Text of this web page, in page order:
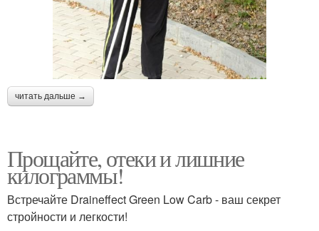
читать дальше →
Прощайте, отеки и лишние
килограммы!
Встречайте Draineffect Green Low Carb - ваш секрет
стройности и легкости!